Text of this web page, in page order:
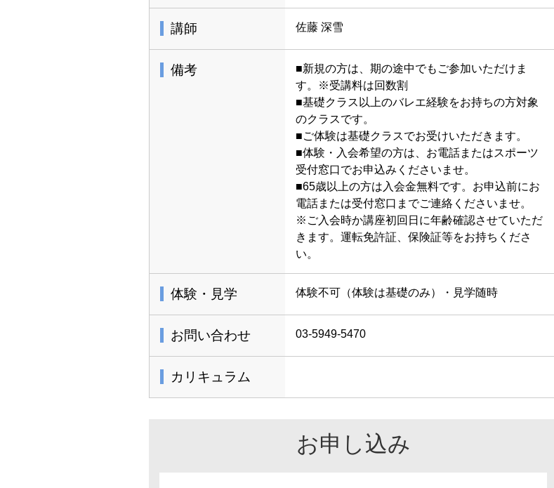
講師 佐藤 深雪
備考
■新規の方は、期の途中でもご参加いただけま
す。※受講料は回数割
■基礎クラス以上のバレエ経験をお持ちの方対象
のクラスです。
■ご体験は基礎クラスでお受けいただきます。
■体験・入会希望の方は、お電話またはスポーツ
受付窓口でお申込みくださいませ。
■65歳以上の方は入会金無料です。お申込前にお
電話または受付窓口までご連絡くださいませ。
※ご入会時か講座初回日に年齢確認させていただ
きます。運転免許証、保険証等をお持ちくださ
い。
体験・見学 体験不可（体験は基礎のみ）・見学随時
お問い合わせ 03-5949-5470
カリキュラム
お申し込み